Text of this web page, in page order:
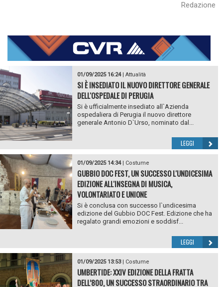
Redazione
01/09/2025 16:24| Attualità
SI È INSEDIATO IL NUOVO DIRETTORE GENERALE
DELL'OSPEDALE DI PERUGIA
Si è ufficialmente insediato all`Azienda
ospedaliera di Perugia il nuovo direttore
generale Antonio D`Urso, nominato dal...
LEGGI
01/09/2025 14:34| Costume
GUBBIO DOC FEST, UN SUCCESSO L'UNDICESIMA
EDIZIONE ALL'INSEGNA DI MUSICA,
VOLONTARIATO E UNIONE
Si è conclusa con successo l`undicesima
edizione del Gubbio DOC Fest. Edizione che ha
regalato grandi emozioni e soddisf...
LEGGI
01/09/2025 13:53| Costume
UMBERTIDE: XXIV EDIZIONE DELLA FRATTA
DELL’800, UN SUCCESSO STRAORDINARIO TRA